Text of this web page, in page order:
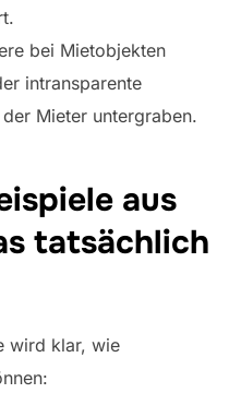
bei Mietobjekten
intransparente
Mieter untergraben.
aus
tatsächlich
wird klar, wie